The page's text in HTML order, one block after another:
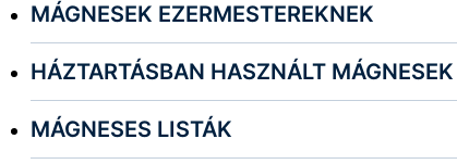
MÁGNESEK EZERMESTEREKNEK
HÁZTARTÁSBAN HASZNÁLT MÁGNESEK
MÁGNESES LISTÁK